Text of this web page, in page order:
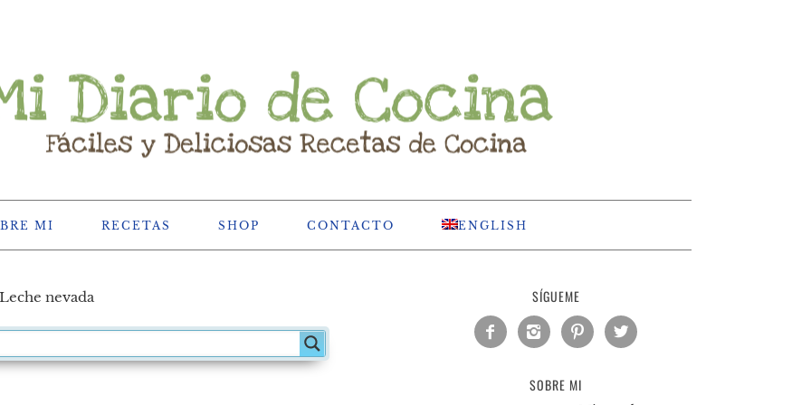
MI RECETAS SHOP CONTACTO ENGLISH
Leche nevada SÍGUEME
   
SOBRE MI